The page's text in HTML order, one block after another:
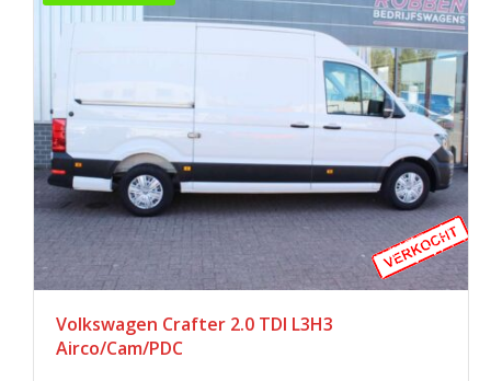
Volkswagen Crafter 2.0 TDI L3H3
Airco/Cam/PDC